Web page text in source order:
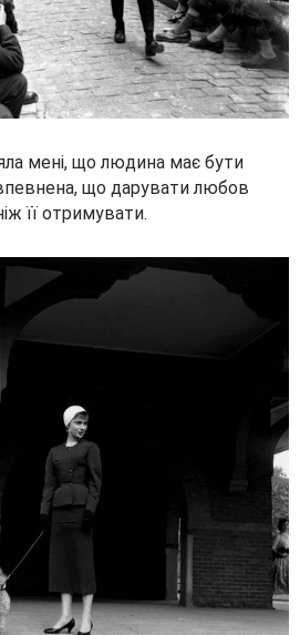
мені, що людина має бути
що дарувати любов
її отримувати.